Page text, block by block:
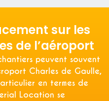
sur les
de l’aéroport
peuvent souvent
Charles de Gaulle,
en termes de
Location se